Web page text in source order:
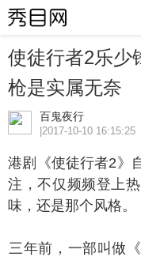
使徒行者2乐少
枪是实属无奈
百鬼夜行
|2017-10-10 16:15:25
《使徒行者2》自
注，不仅频频登上
味，还是那个风格。
前，一部叫做《